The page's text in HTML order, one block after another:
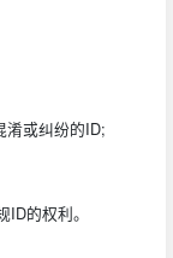
淆或纠纷的ID;
的权利。